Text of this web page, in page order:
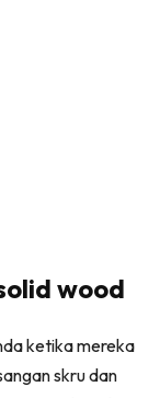
wood
ketika mereka
skru dan